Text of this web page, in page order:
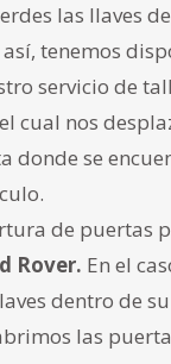
las llaves
tenemos
servicio de
cual nos
donde se
de puertas
Rover. En el
dentro de
las